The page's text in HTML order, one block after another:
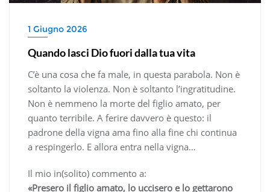
1 Giugno 2026
Quando lasci Dio fuori dalla tua vita
C’è una cosa che fa male, in questa parabola. Non è
soltanto la violenza. Non è soltanto l’ingratitudine.
Non è nemmeno la morte del figlio amato, per
quanto terribile. A ferire davvero è questo: il
padrone della vigna ama fino alla fine chi continua
a respingerlo. E allora entra nella vigna…
Il mio in(solito) commento a:
«Presero il figlio amato, lo uccisero e lo gettarono